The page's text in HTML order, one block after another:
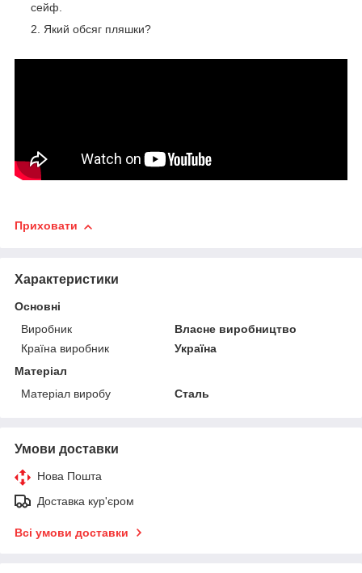
сейф.
Який обсяг пляшки?
Приховати
Характеристики
Основні
Виробник
Власне виробництво
Країна виробник
Україна
Матеріал
Матеріал виробу
Сталь
Умови доставки
Нова Пошта
Доставка кур'єром
Всі умови доставки